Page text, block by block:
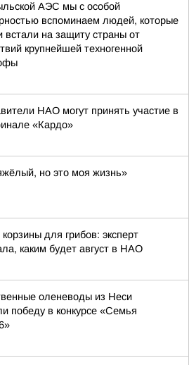
АЭС мы с особой
вспоминаем людей, которые
встали на защиту страны от
крупнейшей техногенной
НАО могут принять участие в
«Кардо»
но это моя жизнь»
для грибов: эксперт
каким будет август в НАО
оленеводы из Неси
победу в конкурсе «Семья